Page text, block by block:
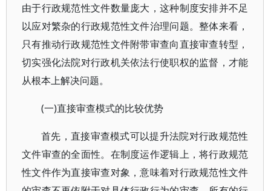
由于行政规范性文件数量庞大，这种制度安排并不足
以应对繁杂的行政规范性文件治理问题。整体来看，
只有推动行政规范性文件附带审查向直接审查转型，
切实强化法院对行政机关依法行使职权的监督，才能
从根本上解决问题。
(一)直接审查模式的比较优势
首先，直接审查模式可以提升法院对行政规范性
文件审查的全面性。在制度运作逻辑上，将行政规范
性文件作为直接审查对象，意味着对行政规范性文件